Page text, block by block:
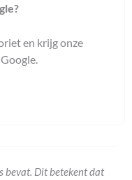
en krijg onze
bevat. Dit betekent dat